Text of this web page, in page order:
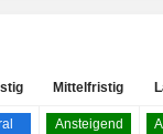
Mittelfristig
Ansteigend